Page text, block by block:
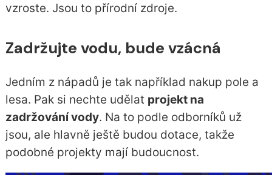
vzroste. Jsou to přírodní zdroje.
Zadržujte vodu, bude vzácná
Jedním z nápadů je tak například nakup pole a
lesa. Pak si nechte udělat projekt na
zadržování vody. Na to podle odborníků už
jsou, ale hlavně ještě budou dotace, takže
podobné projekty mají budoucnost.